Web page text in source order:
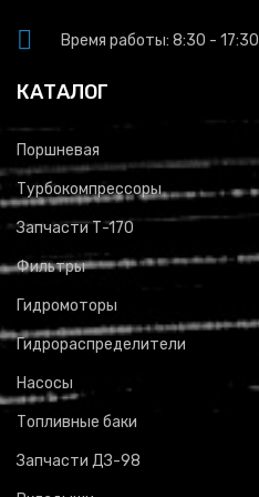
Время работы: 8:30 - 17:30
КАТАЛОГ
Поршневая
Турбокомпрессоры
Запчасти Т-170
Фильтры
Гидромоторы
Гидрораспределители
Насосы
Топливные баки
Запчасти ДЗ-98